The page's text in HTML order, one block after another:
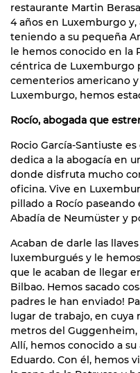
restaurante Martin
4 años en Luxemburgo
teniendo a su pequeña
le hemos conocido en la
céntrica de Luxemburgo
cementerios americano
Luxemburgo, hemos
Rocío, abogada que
Rocio García-Santiuste
dedica a la abogacía en
donde disfruta mucho
oficina. Vive en
pillado a Rocío
Abadía de Neumüster y
Acaban de darle las
luxemburgués y le
que le acaban de llegar
Bilbao. Hemos sacado
padres le han enviado!
lugar de trabajo, en cuya
metros del
Allí, hemos conocido a
Eduardo. Con él, hemos